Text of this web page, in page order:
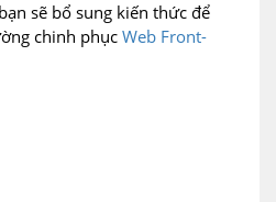
sẽ bổ sung kiến thức để
chinh phục Web Front-